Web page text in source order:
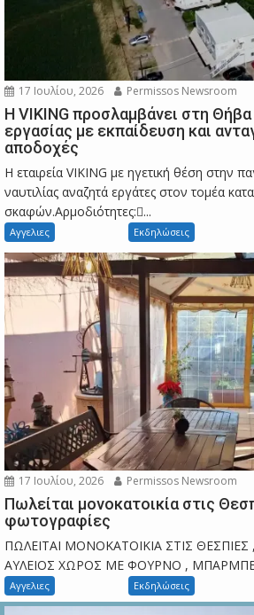
17 Ιουλίου, 2026 Permissos Newsroom
Η VIKING προσλαμβάνει στη
εργασίας με εκπαίδευση και
αποδοχές
Η εταιρεία VIKING με ηγετική θέση στην
ναυτιλίας αναζητά εργάτες στον τομέα
σκαφών.Αρμοδιότητες:...
Αγγελιες Εκδηλώσεις
17 Ιουλίου, 2026 Permissos Newsroom
Πωλείται μονοκατοικία στις
φωτογραφίες
ΠΩΛΕΙΤΑΙ ΜΟΝΟΚΑΤΟΙΚΙΑ ΣΤΙΣ ΘΕΣΠΙΕΣ
ΑΥΛΕΙΟΣ ΧΩΡΟΣ ΜΕ ΦΟΥΡΝΟ ,
Αγγελιες Εκδηλώσεις